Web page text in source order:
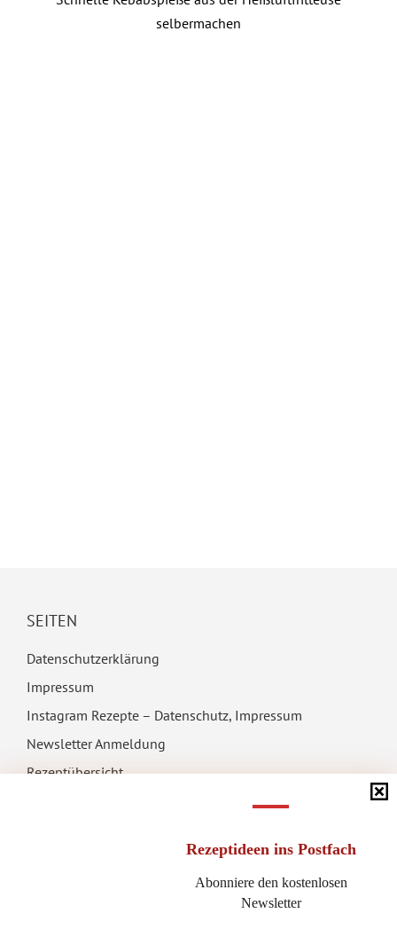
Rezeptideen ins Postfach
Abonniere den kostenlosen
Newsletter
selbermachen
SEITEN
Datenschutzerklärung
Impressum
Instagram Rezepte – Datenschutz, Impressum
Newsletter Anmeldung
Rezeptübersicht
AUF MEINEN SEITEN BEFINDET SICH WERBUNG